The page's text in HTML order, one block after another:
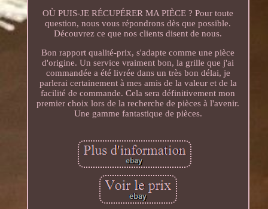
OÙ PUIS-JE RÉCUPÉRER MA PIÈCE ? Pour toute
question, nous vous répondrons dès que possible.
Découvrez ce que nos clients disent de nous.
Bon rapport qualité-prix, s'adapte comme une pièce
d'origine. Un service vraiment bon, la grille que j'ai
commandée a été livrée dans un très bon délai, je
parlerai certainement à mes amis de la valeur et de la
facilité de commande. Cela sera définitivement mon
premier choix lors de la recherche de pièces à l'avenir.
Une gamme fantastique de pièces.